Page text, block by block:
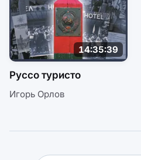
14:35:39
Руссо туристо
Игорь Орлов